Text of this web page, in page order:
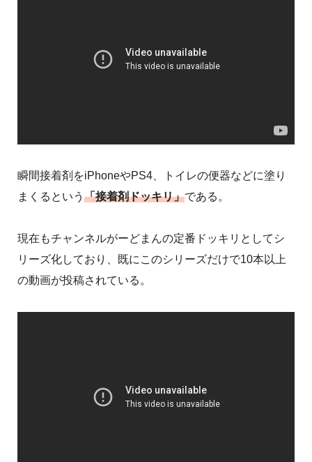
瞬間接着剤をiPhoneやPS4、トイレの便器などに塗り
まくるという 「接着剤ドッキリ」である。
現在もチャンネルがーどまんの定番ドッキリとしてシ
リーズ化しており、既にこのシリーズだけで10本以上
の動画が投稿されている。